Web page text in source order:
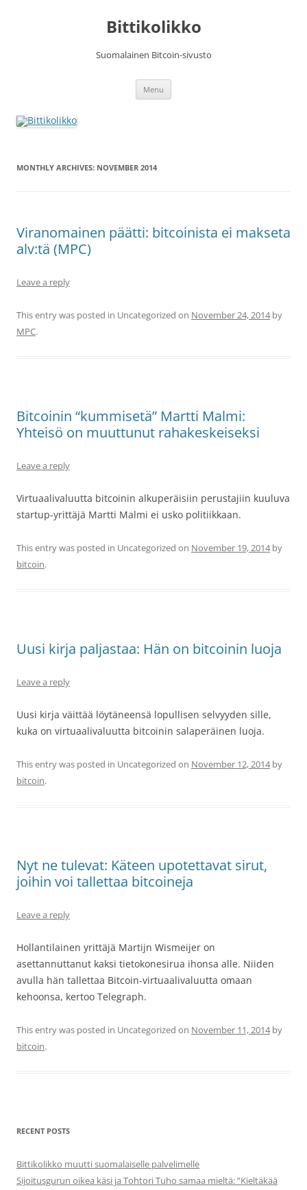
Bittikolikko
Suomalainen Bitcoin-sivusto
Menu
MONTHLY ARCHIVES: NOVEMBER 2014
Viranomainen päätti: bitcoinista ei makseta
alv:tä (MPC)
Leave a reply
This entry was posted in Uncategorized on November 24, 2014by
MPC.
Bitcoinin “kummisetä” Martti Malmi:
Yhteisö on muuttunut rahakeskeiseksi
Leave a reply
Virtuaalivaluutta bitcoinin alkuperäisiin perustajiin kuuluva
startup-yrittäjä Martti Malmi ei usko politiikkaan.
This entry was posted in Uncategorized on November 19, 2014by
bitcoin.
Uusi kirja paljastaa: Hän on bitcoinin luoja
Leave a reply
Uusi kirja väittää löytäneensä lopullisen selvyyden sille,
kuka on virtuaalivaluutta bitcoinin salaperäinen luoja.
This entry was posted in Uncategorized on November 12, 2014by
bitcoin.
Nyt ne tulevat: Käteen upotettavat sirut,
joihin voi tallettaa bitcoineja
Leave a reply
Hollantilainen yrittäjä Martijn Wismeijer on
asettannuttanut kaksi tietokonesirua ihonsa alle. Niiden
avulla hän tallettaa Bitcoin-virtuaalivaluutta omaan
kehoonsa, kertoo Telegraph.
This entry was posted in Uncategorized on November 11, 2014by
bitcoin.
RECENT POSTS
Bittikolikko muutti suomalaiselle palvelimelle
Sijoitusgurun oikea käsi ja Tohtori Tuho samaa mieltä: ”Kieltäkää